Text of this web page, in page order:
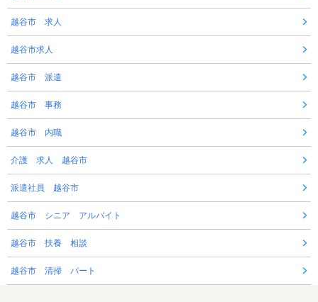
越谷市 求人
越谷市求人
越谷市 派遣
越谷市 事務
越谷市 内職
介護 求人 越谷市
派遣社員 越谷市
越谷市 シニア アルバイト
越谷市 扶養 相談
越谷市 清掃 パート